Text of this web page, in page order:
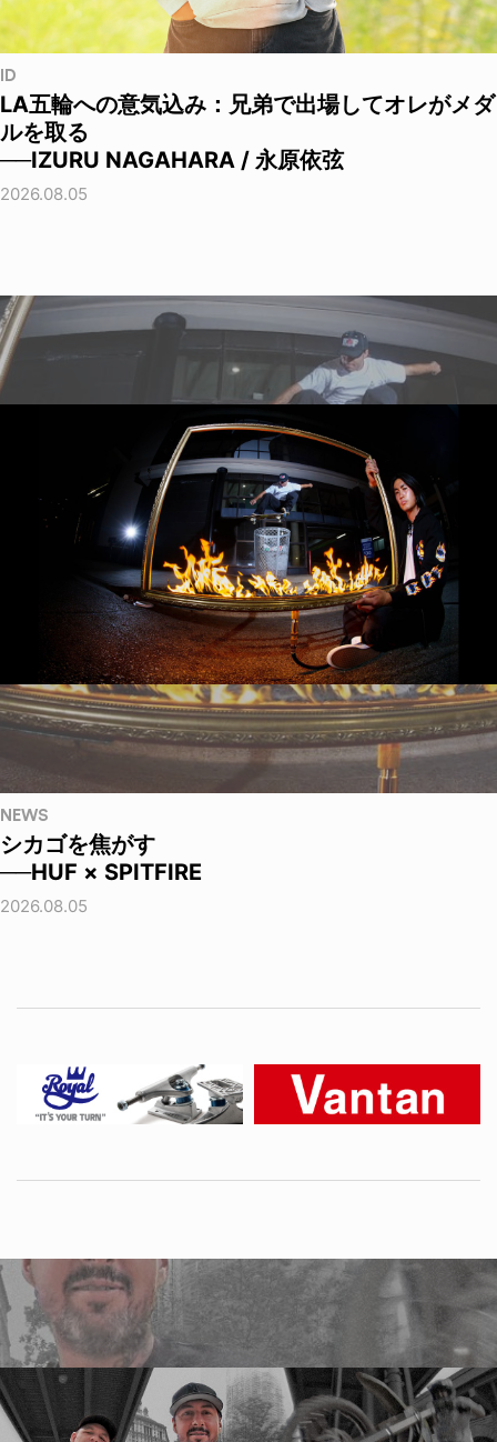
ID
LA五輪への意気込み：兄弟で出場してオレがメダ
ルを取る
──IZURU NAGAHARA / 永原依弦
2026.08.05
NEWS
シカゴを焦がす
──HUF × SPITFIRE
2026.08.05